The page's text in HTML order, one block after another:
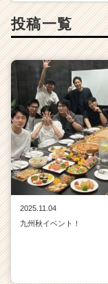
投稿一覧
2025.11.04
九州秋イベント！